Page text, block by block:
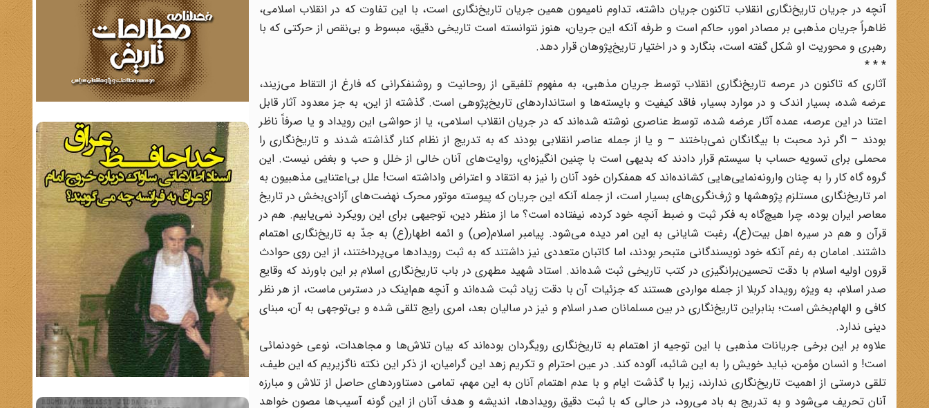
آنچه در جریان تاریخ‌نگاری انقلاب تاکنون جریان داشته، تداوم نامیمون همین جریان تاریخ‌نگاری است، با این تفاوت که در انقلاب اسلامی،
ظاهراً جریان مذهبی بر مصادر امور، حاکم است و طرفه آنکه این جریان، هنوز نتوانسته است تاریخی دقیق، مبسوط و بی‌نقص از حرکتی که با
رهبری و محوریت او شکل گفته است، بنگارد و در اختیار تاریخ‌پژوهان قرار دهد.
* * *
آثاری که تاکنون در عرصه تاریخ‌نگاری انقلاب توسط جریان مذهبی، به مفهوم تلفیقی از روحانیت و روشنفکرانی که فارغ از التقاط می‌زیند،
عرضه شده، بسیار اندک و در موارد بسیار، فاقد کیفیت و بایسته‌ها و استانداردهای تاریخ‌پژوهی است. گذشته از این، به جز معدود آثار قابل
اعتنا در این عرصه، عمده آثار عرضه شده، توسط عناصری نوشته شده‌اند که در جریان انقلاب اسلامی، یا از حواشی این رویداد و یا صرفاً ناظر
بودند – اگر نرد محبت با بیگانگان نمی‌باختند – و یا از جمله عناصر انقلابی بودند که به تدریج از نظام کنار گذاشته شدند و تاریخ‌نگاری را
محملی برای تسویه حساب با سیستم قرار دادند که بدیهی است با چنین انگیزه‌ای، روایت‌های آنان خالی از خلل و حب و بغض نیست. این
گروه گاه کار را به چنان وارونه‌نمایی‌هایی کشانده‌اند که همفکران خود آنان را نیز به انتقاد و اعتراض واداشته است! علل بی‌اعتنایی مذهبیون به
امر تاریخ‌نگاری مستلزم پژوهشها و ژرف‌نگری‌های بسیار است، از جمله آنکه این جریان که پیوسته موتور محرک نهضت‌های آزادی‌بخش در تاریخ
معاصر ایران بوده، چرا هیچ‌گاه به فکر ثبت و ضبط آنچه خود کرده، نیفتاده است؟ ما از منظر دین، توجیهی برای این رویکرد نمی‌یابیم. هم در
قرآن و هم در سیره اهل بیت(ع)، رغبت شایانی به این امر دیده می‌شود. پیامبر اسلام(ص) و ائمه اطهار(ع) به جدّ به تاریخ‌‌نگاری اهتمام
داشتند. امامان به رغم آنکه خود نویسندگانی متبحر بودند، اما کاتبان متعددی نیز داشتند که به ثبت رویدادها می‌پرداختند، از این روی حوادث
قرون اولیه اسلام با دقت تحسین‌برانگیزی در کتب تاریخی ثبت شده‌اند. استاد شهید مطهری در باب تاریخ‌نگاری اسلام بر این باورند که وقایع
صدر اسلام، به ویژه رویداد کربلا از جمله مواردی هستند که جزئیات آن با دقت زیاد ثبت شده‌اند و آنچه هم‌اینک در دسترس ماست، از هر نظر
کافی و الهام‌بخش است؛ بنابراین تاریخ‌نگاری در بین مسلمانان صدر اسلام و نیز در سالیان بعد، امری رایج تلقی شده و بی‌توجهی به آن، مبنای
دینی ندارد.
علاوه بر این برخی جریانات مذهبی با این توجیه از اهتمام به تاریخ‌نگاری رویگردان بوده‌اند که بیان تلاش‌ها و مجاهدات، نوعی خودنمائی
است! و انسان مؤمن، نباید خویش را به این شائبه، آلوده کند. در عین احترام و تکریم زهد این گرامیان، از ذکر این نکته ناگزیریم که این طیف،
تلقی درستی از اهمیت تاریخ‌نگاری ندارند، زیرا با گذشت ایام و با عدم اهتمام آنان به این مهم، تمامی دستاوردهای حاصل از تلاش و مبارزه
آنان تحریف می‌شود و به تدریج به باد می‌رود، در حالی که با ثبت دقیق رویدادها، اندیشه و هدف آنان از این گونه آسیب‌ها مصون خواهد